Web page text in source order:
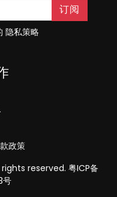
订阅
隐私策略
政策
reserved. 粤ICP备
号